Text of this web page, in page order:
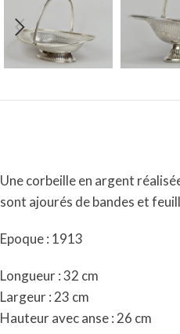
Une corbeille en argent
sont ajourés de bandes et
Epoque : 1913
Longueur : 32 cm
Largeur : 23 cm
Hauteur avec anse : 26 cm